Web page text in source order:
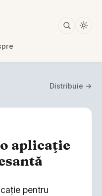
Distribuie →
aplicaţie
pentru